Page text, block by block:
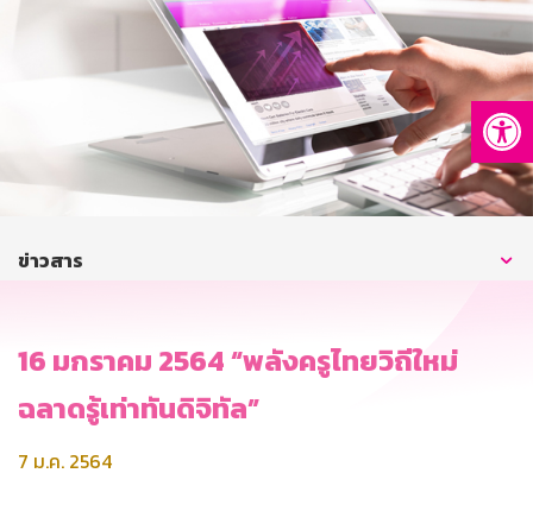
บริการทางการเงิน
ติดต่อเรา
บริการออนไลน์
ข่าวสาร
16 มกราคม 2564 “พลังครูไทยวิถีใหม่
ฉลาดรู้เท่าทันดิจิทัล”
7 ม.ค. 2564